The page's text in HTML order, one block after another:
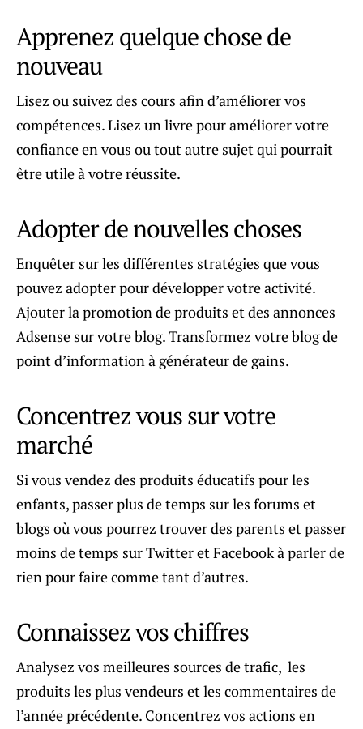
Apprenez quelque chose de
nouveau
Lisez ou suivez des cours afin d’améliorer vos
compétences. Lisez un livre pour améliorer votre
confiance en vous ou tout autre sujet qui pourrait
être utile à votre réussite.
Adopter de nouvelles choses
Enquêter sur les différentes stratégies que vous
pouvez adopter pour développer votre activité.
Ajouter la promotion de produits et des annonces
Adsense sur votre blog. Transformez votre blog de
point d’information à générateur de gains.
Concentrez vous sur votre
marché
Si vous vendez des produits éducatifs pour les
enfants, passer plus de temps sur les forums et
blogs où vous pourrez trouver des parents et passer
moins de temps sur Twitter et Facebook à parler de
rien pour faire comme tant d’autres.
Connaissez vos chiffres
Analysez vos meilleures sources de trafic, les
produits les plus vendeurs et les commentaires de
l’année précédente. Concentrez vos actions en